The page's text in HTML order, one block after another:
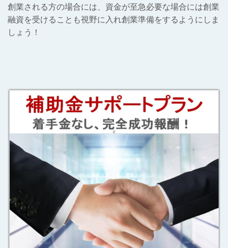
創業される方の場合には、資金が至急必要な場合には創業
融資を受けることも視野に入れ創業準備をするようにしま
しょう！